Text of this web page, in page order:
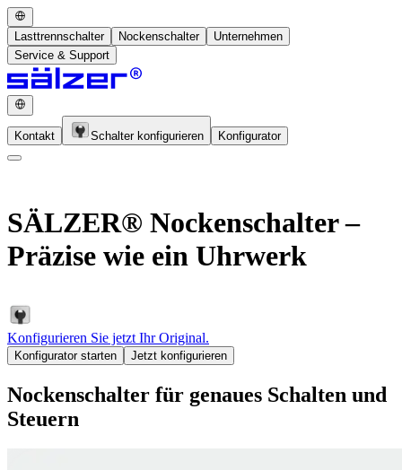
Lasttrennschalter Nockenschalter
Unternehmen
Service & Support
Kontakt Schalter konfigurieren Konfigurator
SÄLZER® Nockenschalter –
Präzise wie ein Uhrwerk
Konfigurieren Sie jetzt Ihr Original.
Konfigurator starten Jetzt konfigurieren
Nockenschalter für genaues Schalten und
Steuern